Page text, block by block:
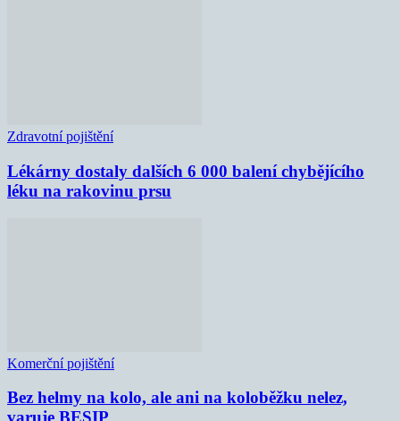
Zdravotní pojištění
Lékárny dostaly dalších 6 000 balení chybějícího
léku na rakovinu prsu
Komerční pojištění
Bez helmy na kolo, ale ani na koloběžku nelez,
varuje BESIP